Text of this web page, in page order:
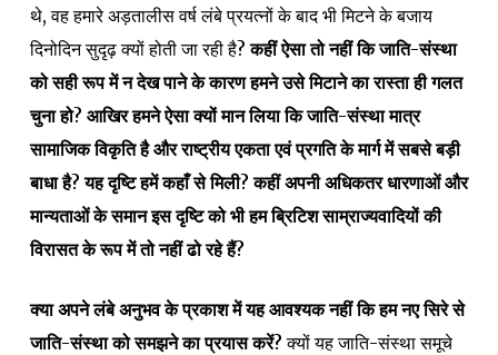
थे, वह हमारे अड़तालीस वर्ष लंबे प्रयत्नों के बाद भी मिटने के बजाय
दिनोदिन सुदृढ़ क्यों होती जा रही है?कहीं ऐसा तो नहीं कि जाति-संस्था
को सही रूप में न देख पाने के कारण हमने उसे मिटाने का रास्ता ही गलत
चुना हो? आखिर हमने ऐसा क्यों मान लिया कि जाति-संस्था मात्र
सामाजिक विकृति है और राष्ट्रीय एकता एवं प्रगति के मार्ग में सबसे बड़ी
बाधा है?यह दृष्टि हमें कहाँ से मिली?कहीं अपनी अधिकतर धारणाओं और
मान्यताओं के समान इस दृष्टि को भी हम ब्रिटिश साम्राज्यवादियों की
विरासत के रूप में तो नहीं ढो रहे हैं?
क्या अपने लंबे अनुभव के प्रकाश में यह आवश्यक नहीं कि हम नए सिरे से
जाति-संस्था को समझने का प्रयास करें? क्यों यह जाति-संस्था समूचे